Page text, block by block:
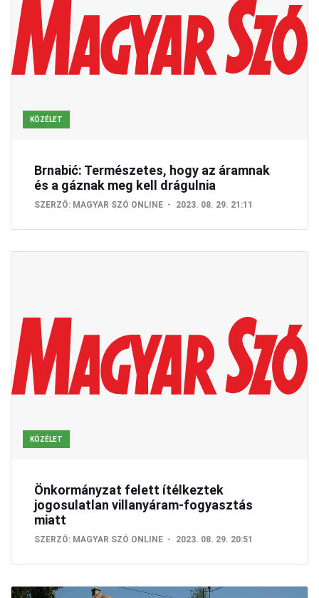
KÖZÉLET
Brnabić: Természetes, hogy az áramnak
és a gáznak meg kell drágulnia
SZERZŐ: MAGYAR SZÓ ONLINE 2023. 08. 29. 21:11
KÖZÉLET
Önkormányzat felett ítélkeztek
jogosulatlan villanyáram-fogyasztás
miatt
SZERZŐ: MAGYAR SZÓ ONLINE 2023. 08. 29. 20:51